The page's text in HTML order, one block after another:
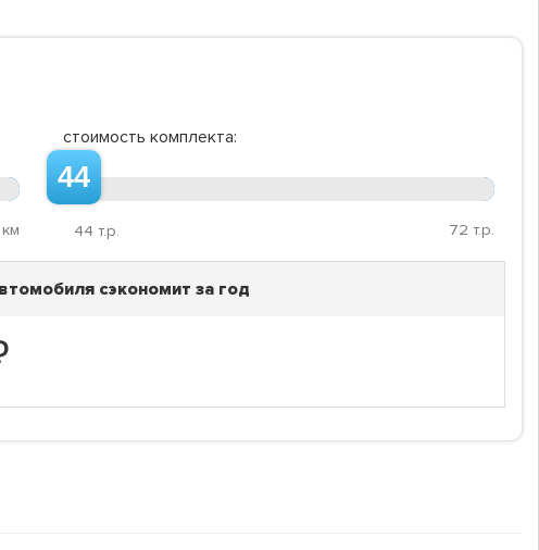
стоимость комплекта:
44
44 т.р. 72 т.р.
сэкономит за год